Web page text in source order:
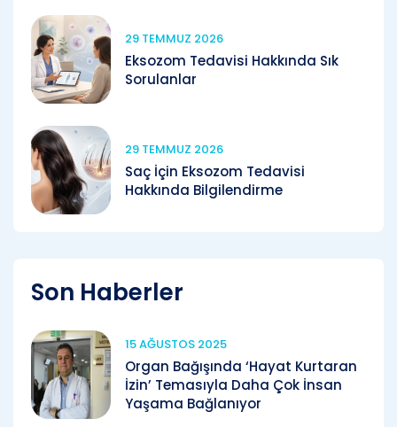
29 TEMMUZ 2026
Eksozom Tedavisi Hakkında Sık
Sorulanlar
29 TEMMUZ 2026
Saç İçin Eksozom Tedavisi
Hakkında Bilgilendirme
Son Haberler
15 AĞUSTOS 2025
Organ Bağışında ‘Hayat Kurtaran
İzin’ Temasıyla Daha Çok İnsan
Yaşama Bağlanıyor